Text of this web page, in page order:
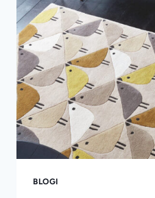
KUOSI
HELPOSTI
BLOGI